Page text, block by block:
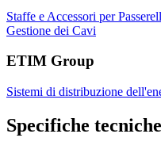
Staffe e Accessori per
Gestione dei Cavi
ETIM Group
Sistemi di distribuzione
Specifiche tecniche